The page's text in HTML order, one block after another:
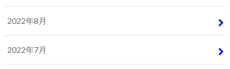
2022年8月
2022年7月